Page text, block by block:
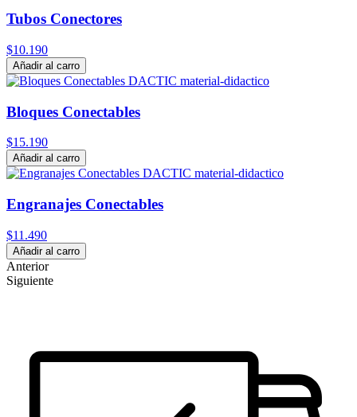
Tubos Conectores
$10.190
Añadir al carro
Bloques Conectables
$15.190
Añadir al carro
Engranajes Conectables
$11.490
Añadir al carro
Anterior
Siguiente